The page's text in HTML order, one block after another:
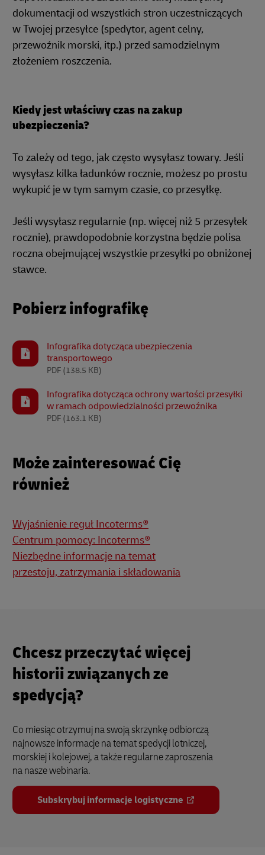
dokumentacji od wszystkich stron uczestniczących
w Twojej przesyłce (spedytor, agent celny,
przewoźnik morski, itp.) przed samodzielnym
złożeniem roszczenia.
Kiedy jest właściwy czas na zakup
ubezpieczenia?
To zależy od tego, jak często wysyłasz towary. Jeśli
wysyłasz kilka ładunków rocznie, możesz po prostu
wykupić je w tym samym czasie, co przesyłkę.
Jeśli wysyłasz regularnie (np. więcej niż 5 przesyłek
rocznie), prawdopodobnie korzystna będzie polisa
roczna obejmującej wszystkie przesyłki po obniżonej
stawce.
Pobierz infografikę
Infografika dotycząca ubezpieczenia
transportowego
PDF (138.5 KB)
Infografika dotycząca ochrony wartości przesyłki
w ramach odpowiedzialności przewoźnika
PDF (163.1 KB)
Może zainteresować Cię
również
Wyjaśnienie reguł Incoterms®
Centrum pomocy: Incoterms®
Niezbędne informacje na temat
przestoju, zatrzymania i składowania
Chcesz przeczytać więcej
historii związanych ze
spedycją?
Co miesiąc otrzymuj na swoją skrzynkę odbiorczą
najnowsze informacje na temat spedycji lotniczej,
morskiej i kolejowej, a także regularne zaproszenia
na nasze webinaria.
Subskrybuj informacje logistyczne